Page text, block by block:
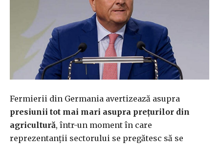
Fermierii din Germania avertizează asupra
presiunii tot mai mari asupra prețurilor din
agricultură, într-un moment în care
reprezentanții sectorului se pregătesc să se